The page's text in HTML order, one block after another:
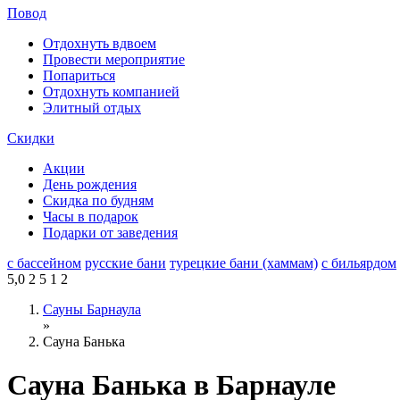
Повод
Отдохнуть вдвоем
Провести мероприятие
Попариться
Отдохнуть компанией
Элитный отдых
Скидки
Акции
День рождения
Скидка по будням
Часы в подарок
Подарки от заведения
с бассейном русские бани турецкие бани (хаммам) с бильярдом
5,0 2 5 1 2
Сауны Барнаула
»
Сауна Банька
Сауна Банька в Барнауле